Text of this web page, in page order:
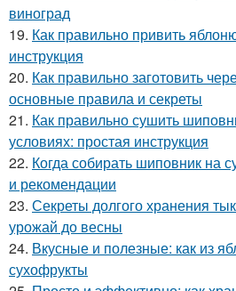
виноград
19. Как правильно привить
инструкция
20. Как правильно заготовить
основные правила и секреты
21. Как правильно сушить
условиях: простая инструкция
22. Когда собирать шиповник на
и рекомендации
23. Секреты долгого хранения
урожай до весны
24. Вкусные и полезные: как из
сухофрукты